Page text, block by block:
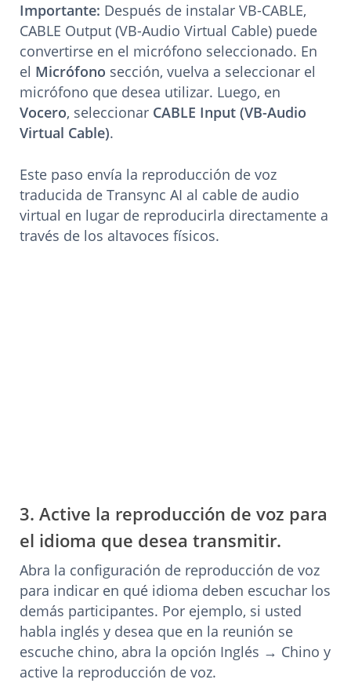
Importante: Después de instalar VB-CABLE,
CABLE Output (VB-Audio Virtual Cable) puede
convertirse en el micrófono seleccionado. En
el Micrófono sección, vuelva a seleccionar el
micrófono que desea utilizar. Luego, en
Vocero, seleccionar CABLE Input (VB-Audio
Virtual Cable).
Este paso envía la reproducción de voz
traducida de Transync AI al cable de audio
virtual en lugar de reproducirla directamente a
través de los altavoces físicos.
3. Active la reproducción de voz para
el idioma que desea transmitir.
Abra la configuración de reproducción de voz
para indicar en qué idioma deben escuchar los
demás participantes. Por ejemplo, si usted
habla inglés y desea que en la reunión se
escuche chino, abra la opción Inglés → Chino y
active la reproducción de voz.